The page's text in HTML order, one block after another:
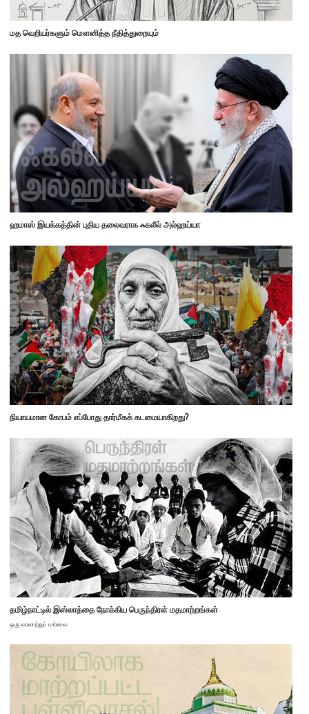
மத வெறியர்களும் மௌனித்த நீதித்துறையும்
ஹமாஸ் இயக்கத்தின் புதிய தலைவராக ஃகலீல் அல்ஹய்யா
நியாயமான கோபம் எப்போது தார்மீகக் கடமையாகிறது?
தமிழ்நாட்டில் இஸ்லாத்தை நோக்கிய பெருந்திரள் மதமாற்றங்கள்
ஒரு வரலாற்றுப் பார்வை